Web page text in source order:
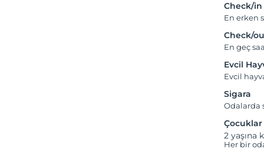
Check/in
En erken
Check/
En geç
Evcil
Evcil
Sigara
Odalarda
Çocuklar
2 yaşına
Her bir